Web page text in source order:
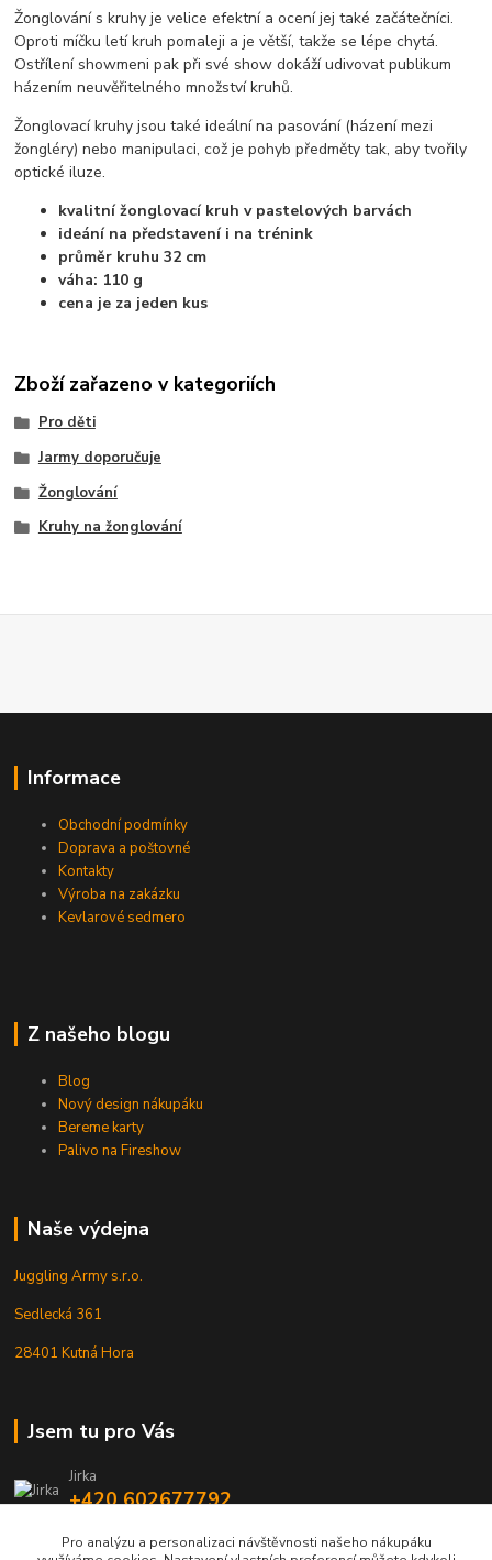
Žonglování s kruhy je velice efektní a ocení jej také začátečníci.
Oproti míčku letí kruh pomaleji a je větší, takže se lépe chytá.
Ostřílení showmeni pak při své show dokáží udivovat publikum
házením neuvěřitelného množství kruhů.
Žonglovací kruhy jsou také ideální na pasování (házení mezi
žongléry) nebo manipulaci, což je pohyb předměty tak, aby tvořily
optické iluze.
kvalitní žonglovací kruh v pastelových barvách
ideání na představení i na trénink
průměr kruhu 32 cm
váha: 110 g
cena je za jeden kus
Zboží zařazeno v kategoriích
Pro děti
Jarmy doporučuje
Žonglování
Kruhy na žonglování
Informace
Obchodní podmínky
Doprava a poštovné
Kontakty
Výroba na zakázku
Kevlarové sedmero
Z našeho blogu
Blog
Nový design nákupáku
Bereme karty
Palivo na Fireshow
Naše výdejna
Juggling Army s.r.o.
Sedlecká 361
28401 Kutná Hora
Jsem tu pro Vás
Jirka
+420 602677792
info@jarmy.cz
Pro analýzu a personalizaci návštěvnosti našeho nákupáku